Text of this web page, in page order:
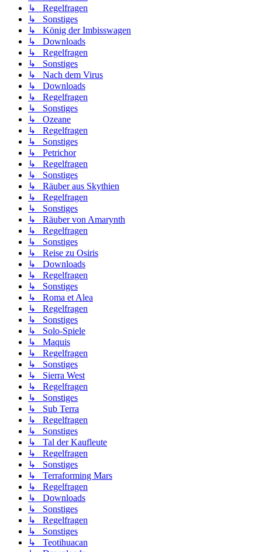
↳ Regelfragen
↳ Sonstiges
↳ König der Imbisswagen
↳ Downloads
↳ Regelfragen
↳ Sonstiges
↳ Nach dem Virus
↳ Downloads
↳ Regelfragen
↳ Sonstiges
↳ Ozeane
↳ Regelfragen
↳ Sonstiges
↳ Petrichor
↳ Regelfragen
↳ Sonstiges
↳ Räuber aus Skythien
↳ Regelfragen
↳ Sonstiges
↳ Räuber von Amarynth
↳ Regelfragen
↳ Sonstiges
↳ Reise zu Osiris
↳ Downloads
↳ Regelfragen
↳ Sonstiges
↳ Roma et Alea
↳ Regelfragen
↳ Sonstiges
↳ Solo-Spiele
↳ Maquis
↳ Regelfragen
↳ Sonstiges
↳ Sierra West
↳ Regelfragen
↳ Sonstiges
↳ Sub Terra
↳ Regelfragen
↳ Sonstiges
↳ Tal der Kaufleute
↳ Regelfragen
↳ Sonstiges
↳ Terraforming Mars
↳ Regelfragen
↳ Downloads
↳ Sonstiges
↳ Regelfragen
↳ Sonstiges
↳ Teotihuacan